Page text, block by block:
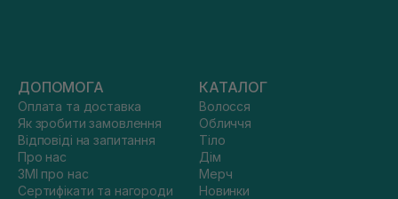
ДОПОМОГА
Оплата та доставка
Як зробити замовлення
Відповіді на запитання
Про нас
ЗМІ про нас
Сертифікати та нагороди
КАТАЛОГ
Волосся
Обличчя
Тіло
Дім
Мерч
Новинки